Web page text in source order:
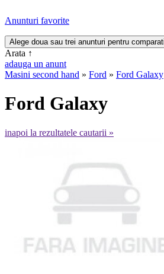
Anunturi favorite
Arata ↑
adauga un anunt
Masini second hand » Ford » Ford Galaxy
Ford Galaxy
inapoi la rezultatele cautarii »